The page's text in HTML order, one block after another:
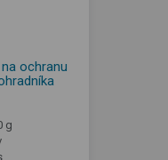
ochranu
g